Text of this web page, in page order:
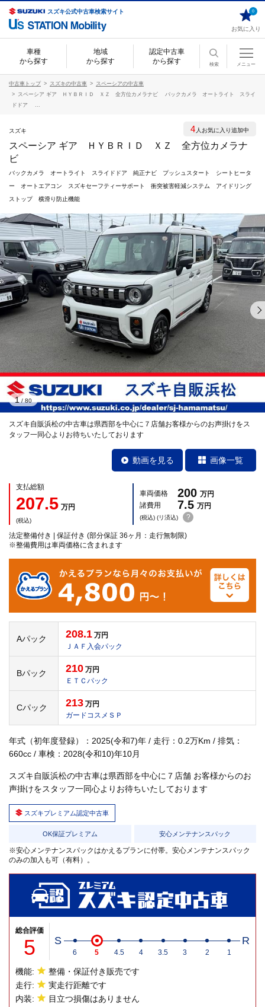
スズキ公式中古車検索サイト
お気に入り
0
車種
から探す
地域
から探す
認定中古車
から探す
検索 メニュー
中古車トップ スズキの中古車
スペーシアの中古車
スペーシア ギア ＨＹＢＲＩＤ ＸＺ 全方位カメラナビ バックカメラ オートライト スライ
ドドア ...
スズキ
スペーシア ギア ＨＹＢＲＩＤ ＸＺ 全方位カメラナ
ビ
バックカメラ オートライト スライドドア 純正ナビ プッシュスタート シートヒータ
ー オートエアコン スズキセーフティーサポート 衝突被害軽減システム アイドリング
ストップ 横滑り防止機能
スズキ自販浜松の中古車は県西部を中心に７店舗お客様からのお声掛けをス
タッフ一同心よりお待ちいたしております
1 / 80
動画を見る 画像一覧
支払総額
207.5 万円
(税込)
車両価格 200 万円
諸費用
7.5 万円
(税込) (リ済込) ?
法定整備付き | 保証付き (部分保証 36ヶ月：走行無制限)
※整備費用は車両価格に含まれます
Aパック 208.1 万円
ＪＡＦ入会パック
Bパック 210 万円
ＥＴＣパック
Cパック 213 万円
ガードコスメＳＰ
年式（初年度登録）：2025(令和7)年 / 走行：0.2万Km / 排気：
660cc / 車検：2028(令和10)年10月
スズキ自販浜松の中古車は県西部を中心に７店舗 お客様からのお
声掛けをスタッフ一同心よりお待ちいたしております
スズキプレミアム認定中古車
OK保証プレミアム 安心メンテナンスパック
※安心メンテナンスパックはかえるプランに付帯。安心メンテナンスパック
のみの加入も可（有料）。
総合評価
5 S R
6 5 4.5 4 3.5 3 2 1
機能:
整備・保証付き販売です
走行:
実走行距離です
内装:
目立つ損傷はありません
4 人お気に入り追加中